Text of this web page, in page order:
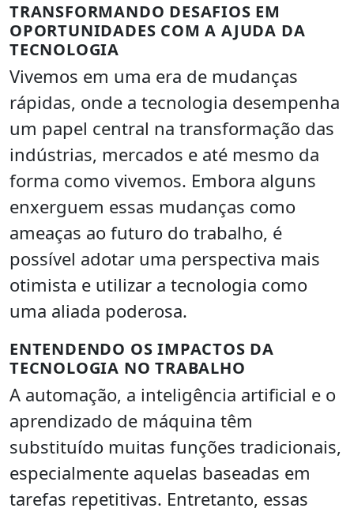
TRANSFORMANDO DESAFIOS EM
OPORTUNIDADES COM A AJUDA DA
TECNOLOGIA
Vivemos em uma era de mudanças
rápidas, onde a tecnologia desempenha
um papel central na transformação das
indústrias, mercados e até mesmo da
forma como vivemos. Embora alguns
enxerguem essas mudanças como
ameaças ao futuro do trabalho, é
possível adotar uma perspectiva mais
otimista e utilizar a tecnologia como
uma aliada poderosa.
ENTENDENDO OS IMPACTOS DA
TECNOLOGIA NO TRABALHO
A automação, a inteligência artificial e o
aprendizado de máquina têm
substituído muitas funções tradicionais,
especialmente aquelas baseadas em
tarefas repetitivas. Entretanto, essas